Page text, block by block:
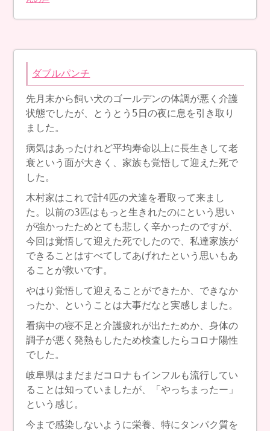
ダブルパンチ
先月末から飼い犬のゴールデンの体調が悪く介護
状態でしたが、とうとう5日の夜に息を引き取り
ました。
病気はあったけれど平均寿命以上に長生きして老
衰という面が大きく、家族も覚悟して迎えた死で
した。
木村家はこれで計4匹の犬達を看取って来まし
た。以前の3匹はもっと生きれたのにという思い
が強かったためとても悲しく辛かったのですが、
今回は覚悟して迎えた死でしたので、私達家族が
できることはすべてしてあげれたという思いもあ
ることが救いです。
やはり覚悟して迎えることができたか、できなか
ったか、ということは大事だなと実感しました。
看病中の寝不足と介護疲れが出たためか、身体の
調子が悪く発熱もしたため検査したらコロナ陽性
でした。
岐阜県はまだまだコロナもインフルも流行してい
ることは知っていましたが、「やっちまったー」
という感じ。
今まで感染しないように栄養、特にタンパク質を